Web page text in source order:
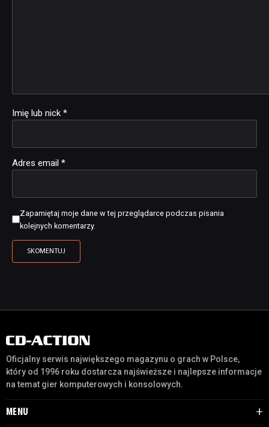
Imię lub nick *
Adres email *
Zapamiętaj moje dane w tej przeglądarce podczas pisania
kolejnych komentarzy.
Oficjalny serwis największego magazynu o grach w Polsce,
który od 1996 roku dostarcza najświeższe i najlepsze informacje
na temat gier komputerowych i konsolowych.
MENU